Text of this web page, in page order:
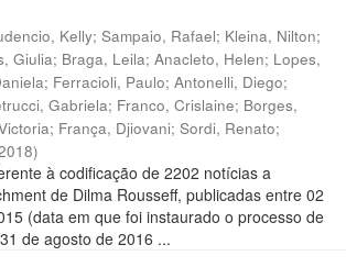
Kelly; Sampaio, Rafael; Kleina, Nilton;
Giulia; Braga, Leila; Anacleto, Helen; Lopes,
; Ferracioli, Paulo; Antonelli, Diego;
Gabriela; Franco, Crislaine; Borges,
; França, Djiovani; Sordi, Renato;
)
à codificação de 2202 notícias a
de Dilma Rousseff, publicadas entre 02
(data em que foi instaurado o processo de
de agosto de 2016 ...